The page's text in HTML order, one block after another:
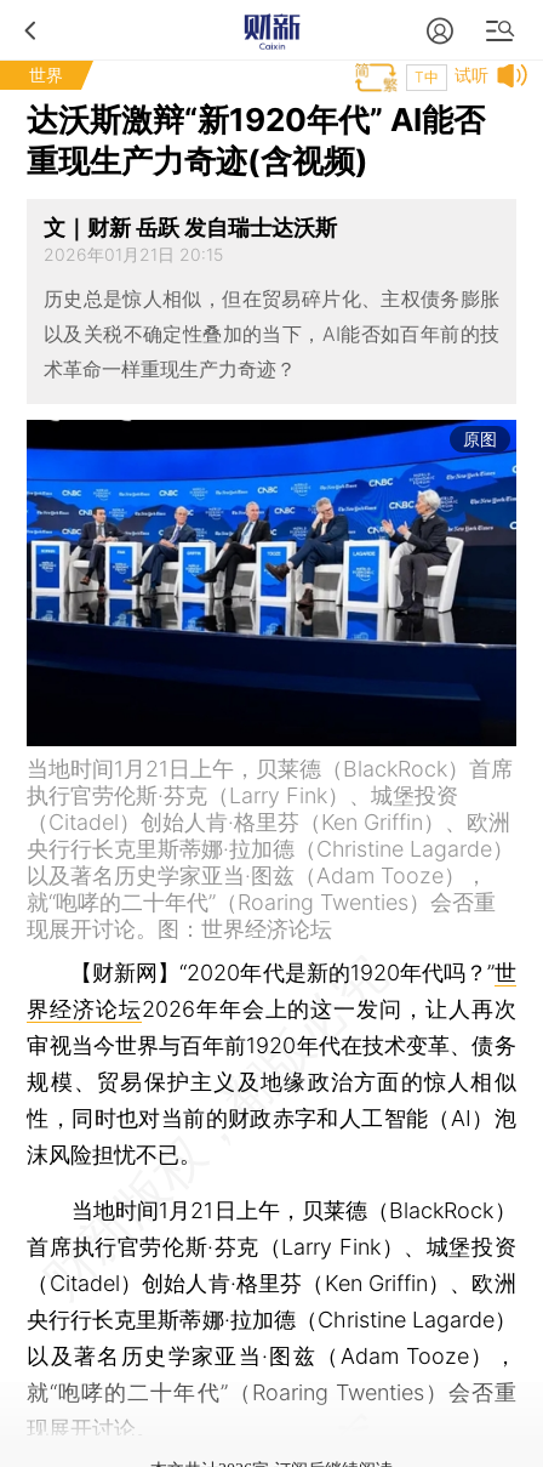
世界 试听
T中
达沃斯激辩“新1920年代” AI能否
重现生产力奇迹(含视频)
文｜财新 岳跃 发自瑞士达沃斯
2026年01月21日 20:15
历史总是惊人相似，但在贸易碎片化、主权债务膨胀
以及关税不确定性叠加的当下，AI能否如百年前的技
术革命一样重现生产力奇迹？
原图
当地时间1月21日上午，贝莱德（BlackRock）首席
执行官劳伦斯·芬克（Larry Fink）、城堡投资
（Citadel）创始人肯·格里芬（Ken Griffin）、欧洲
央行行长克里斯蒂娜·拉加德（Christine Lagarde）
以及著名历史学家亚当·图兹（Adam Tooze），
就“咆哮的二十年代”（Roaring Twenties）会否重
现展开讨论。图：世界经济论坛
【财新网】“2020年代是新的1920年代吗？”世
界经济论坛2026年年会上的这一发问，让人再次
审视当今世界与百年前1920年代在技术变革、债务
规模、贸易保护主义及地缘政治方面的惊人相似
性，同时也对当前的财政赤字和人工智能（AI）泡
沫风险担忧不已。
当地时间1月21日上午，贝莱德（BlackRock）
首席执行官劳伦斯·芬克（Larry Fink）、城堡投资
（Citadel）创始人肯·格里芬（Ken Griffin）、欧洲
央行行长克里斯蒂娜·拉加德（Christine Lagarde）
以及著名历史学家亚当·图兹（Adam Tooze），
就“咆哮的二十年代”（Roaring Twenties）会否重
现展开讨论。